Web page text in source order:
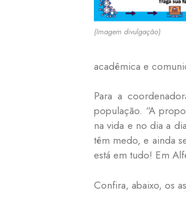
(Imagem divulgação)
acadêmica e
Para a
população. “A
na vida e no dia a
têm medo, e ainda
está em tudo! Em
Confira, abaixo, os